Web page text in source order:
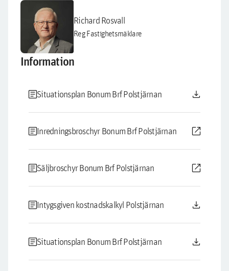
Richard Rosvall
Reg Fastighetsmäklare
Information
articleSituationsplan Bonum Brf Polstjärnan download
articleInredningsbroschyr Bonum Brf Polstjärnan open_in_new
articleSäljbroschyr Bonum Brf Polstjärnan open_in_new
articleIntygsgiven kostnadskalkyl Polstjärnan download
articleSituationsplan Bonum Brf Polstjärnan download